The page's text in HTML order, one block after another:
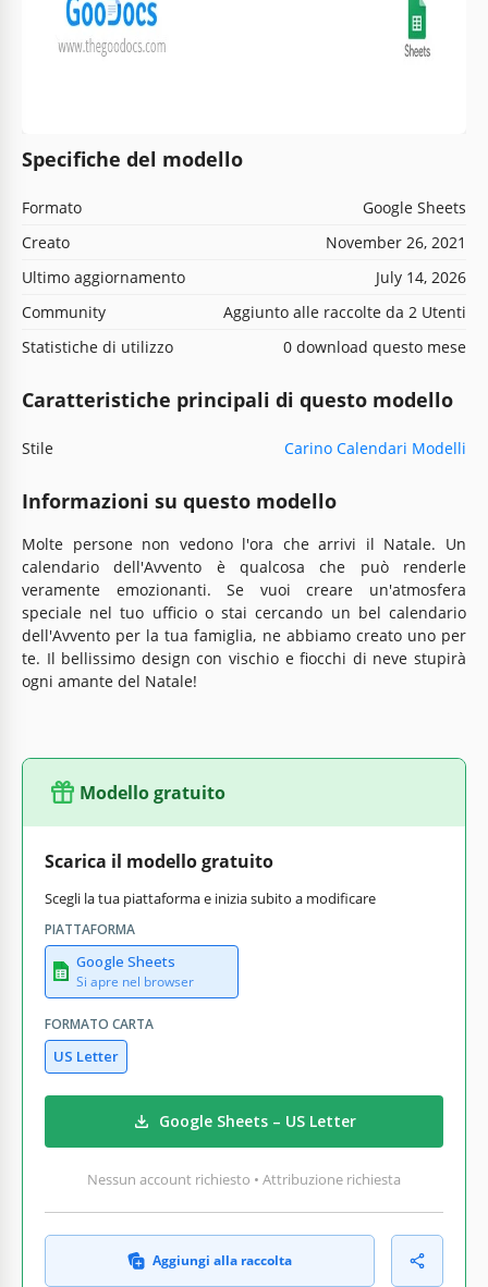
Specifiche del modello
Formato
Google Sheets
Creato
November 26, 2021
Ultimo aggiornamento
July 14, 2026
Community
Aggiunto alle raccolte da 2 Utenti
Statistiche di utilizzo
0 download questo mese
Caratteristiche principali di questo modello
Stile Carino Calendari Modelli
Informazioni su questo modello
Molte persone non vedono l'ora che arrivi il Natale. Un
calendario dell'Avvento è qualcosa che può renderle
veramente emozionanti. Se vuoi creare un'atmosfera
speciale nel tuo ufficio o stai cercando un bel calendario
dell'Avvento per la tua famiglia, ne abbiamo creato uno per
te. Il bellissimo design con vischio e fiocchi di neve stupirà
ogni amante del Natale!
Modello gratuito
Scarica il modello gratuito
Scegli la tua piattaforma e inizia subito a modificare
PIATTAFORMA
Google Sheets
Si apre nel browser
FORMATO CARTA
US Letter
Google Sheets – US Letter
Nessun account richiesto • Attribuzione richiesta
Aggiungi alla raccolta